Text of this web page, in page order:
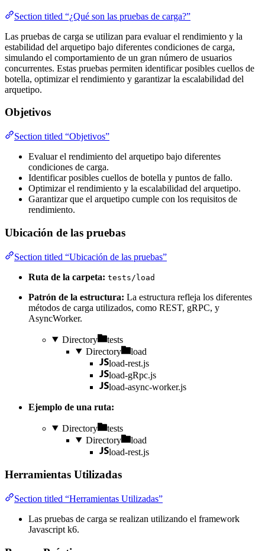
Section titled “¿Qué son las pruebas de carga?”
Las pruebas de carga se utilizan para evaluar el rendimiento y la
estabilidad del arquetipo bajo diferentes condiciones de carga,
simulando el comportamiento de un gran número de usuarios
concurrentes. Estas pruebas permiten identificar posibles cuellos de
botella, optimizar el rendimiento y garantizar la escalabilidad del
arquetipo.
Objetivos
Section titled “Objetivos”
Evaluar el rendimiento del arquetipo bajo diferentes
condiciones de carga.
Identificar posibles cuellos de botella y puntos de fallo.
Optimizar el rendimiento y la escalabilidad del arquetipo.
Garantizar que el arquetipo cumple con los requisitos de
rendimiento.
Ubicación de las pruebas
Section titled “Ubicación de las pruebas”
Ruta de la carpeta: tests/load
Patrón de la estructura: La estructura refleja los diferentes
métodos de carga utilizados, como REST, gRPC, y
AsyncWorker.
Directory
tests
Directory
load
load-rest.js
load-gRpc.js
load-async-worker.js
Ejemplo de una ruta:
Directory
tests
Directory
load
load-rest.js
Herramientas Utilizadas
Section titled “Herramientas Utilizadas”
Las pruebas de carga se realizan utilizando el framework
Javascript k6.